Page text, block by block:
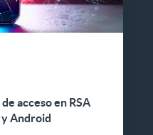
acceso en RSA
Android